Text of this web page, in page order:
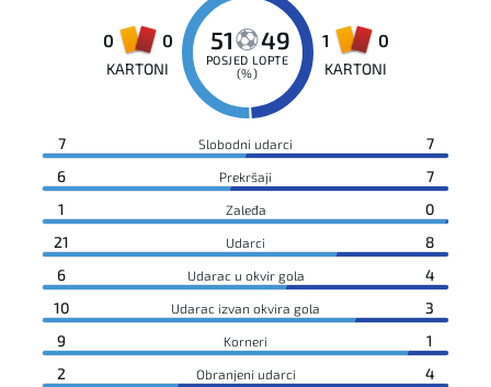
0 0
KARTONI
51 49
POSJED LOPTE
(%)
1 0
KARTONI
7 Slobodni udarci
7
6
Prekršaji
7
1
Zaleđa
0
21
Udarci
8
6
Udarac u okvir gola
4
10
Udarac izvan okvira gola
3
9
Korneri
1
2
Obranjeni udarci 4